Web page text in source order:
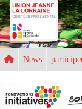
News
Panneau de gestion